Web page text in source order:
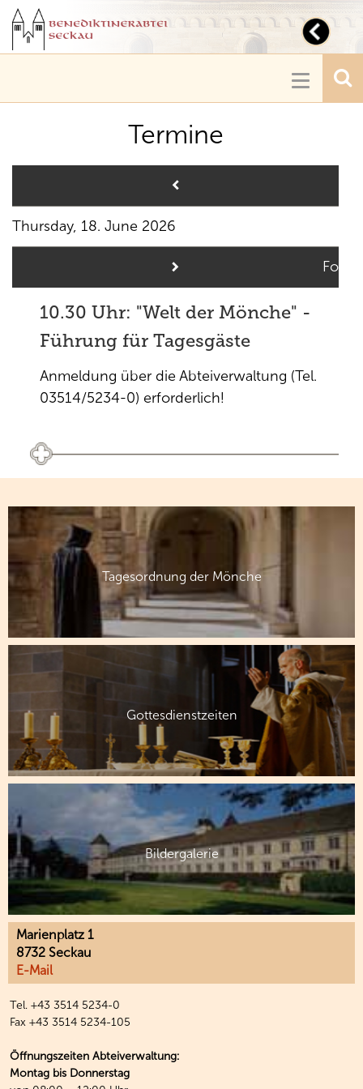
Toggle
Termine
Thursday, 18. June 2026
10.30 Uhr: "Welt der Mönche" -
Führung für Tagesgäste
Anmeldung über die Abteiverwaltung (Tel.
03514/5234-0) erforderlich!
Tagesordnung der Mönche
Gottesdienstzeiten
Bildergalerie
Marienplatz 1
8732 Seckau
E-Mail
Tel. +43 3514 5234-0
Fax +43 3514 5234-105
Öffnungszeiten Abteiverwaltung:
Montag bis Donnerstag